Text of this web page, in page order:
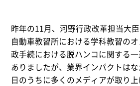
昨年の11月、河野行政改革担当大
自動車教習所における学科教習の
政手続における脱ハンコに関する
ありましたが、業界インパクトは
日のうちに多くのメディアが取り